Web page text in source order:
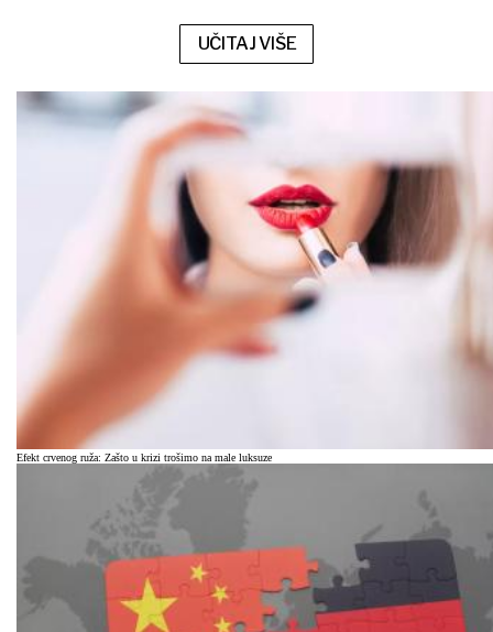
UČITAJ VIŠE
Efekt crvenog ruža: Zašto u krizi trošimo na male luksuze